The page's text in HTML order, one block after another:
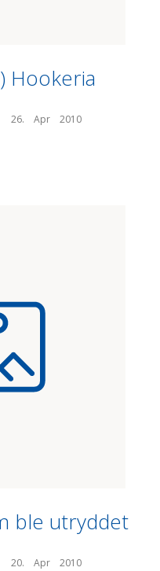
Hookeria
26.    Apr    2010
ble utryddet
20.    Apr    2010